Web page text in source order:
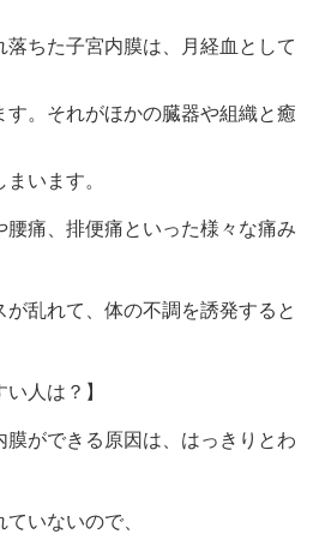
落ちた子宮内膜は、月経血として
す。それがほかの臓器や組織と癒
います。
腰痛、排便痛といった様々な痛み
が乱れて、体の不調を誘発すると
人は？】
膜ができる原因は、はっきりとわ
いないので、